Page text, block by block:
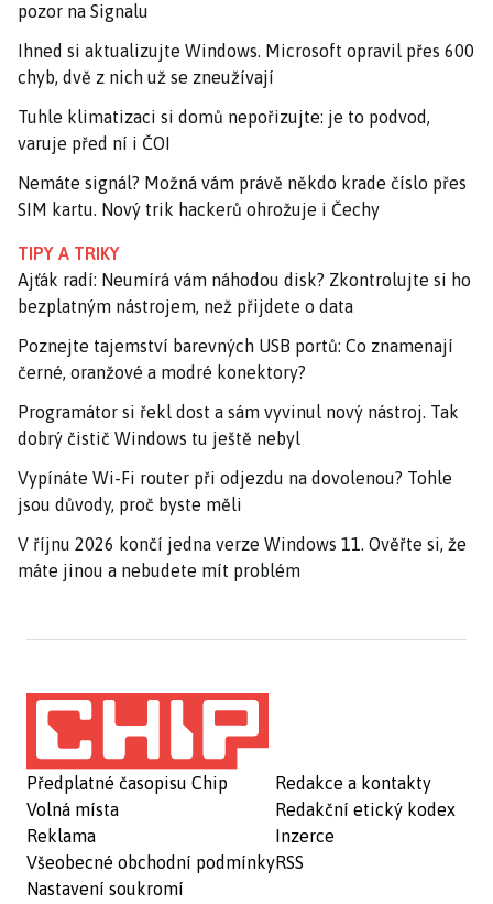
pozor na Signalu
Ihned si aktualizujte Windows. Microsoft opravil přes 600
chyb, dvě z nich už se zneužívají
Tuhle klimatizaci si domů nepořizujte: je to podvod,
varuje před ní i ČOI
Nemáte signál? Možná vám právě někdo krade číslo přes
SIM kartu. Nový trik hackerů ohrožuje i Čechy
TIPY A TRIKY
Ajťák radí: Neumírá vám náhodou disk? Zkontrolujte si ho
bezplatným nástrojem, než přijdete o data
Poznejte tajemství barevných USB portů: Co znamenají
černé, oranžové a modré konektory?
Programátor si řekl dost a sám vyvinul nový nástroj. Tak
dobrý čistič Windows tu ještě nebyl
Vypínáte Wi-Fi router při odjezdu na dovolenou? Tohle
jsou důvody, proč byste měli
V říjnu 2026 končí jedna verze Windows 11. Ověřte si, že
máte jinou a nebudete mít problém
Předplatné časopisu Chip
Volná místa
Reklama
Všeobecné obchodní podmínky
Nastavení soukromí
Redakce a kontakty
Redakční etický kodex
Inzerce
RSS